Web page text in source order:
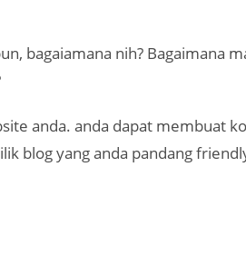
bagaiamana nih? Bagaimana
anda. anda dapat membuat
blog yang anda pandang